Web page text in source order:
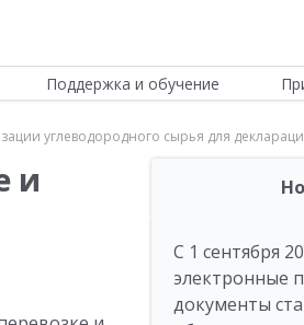
Поддержка и обучение
углеводородного сырья для
и
С 1 сентября
электронные
документы